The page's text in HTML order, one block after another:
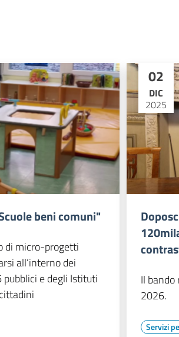
beni comuni"
di micro-progetti
all’interno dei
e degli Istituti
02
DIC
2025
Il
2026.
Servizi